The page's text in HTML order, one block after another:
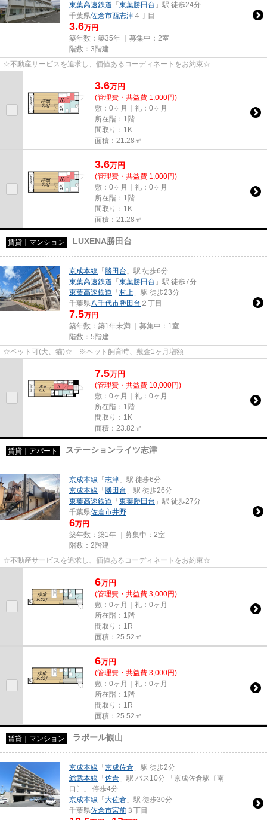
東葉高速鉄道 「 東葉勝田台 」駅 徒歩24分
千葉県佐倉市西志津 ４丁目
3.6万円
築年数：築35年 ｜募集中： 2室
階数：3階建
☆不動産サービスを追求し、価値あるコーディネートをお約束☆
3.6万円
(管理費・共益費 1,000円)
敷：0ヶ月｜礼：0ヶ月
所在階：1階
間取り：1K
面積：21.28㎡
3.6万円
(管理費・共益費 1,000円)
敷：0ヶ月｜礼：0ヶ月
所在階：1階
間取り：1K
面積：21.28㎡
賃貸｜マンション LUXENA勝田台
京成本線 「 勝田台 」駅 徒歩6分
東葉高速鉄道 「 東葉勝田台 」駅 徒歩7分
東葉高速鉄道 「 村上 」駅 徒歩23分
千葉県八千代市勝田台 ２丁目
7.5万円
築年数：築1年未満 ｜募集中： 1室
階数：5階建
☆ペット可(犬、猫)☆ ※ペット飼育時、敷金1ヶ月増額
7.5万円
(管理費・共益費 10,000円)
敷：0ヶ月｜礼：0ヶ月
所在階：1階
間取り：1K
面積：23.82㎡
賃貸｜アパート ステーションライツ志津
京成本線 「 志津 」駅 徒歩6分
京成本線 「 勝田台 」駅 徒歩26分
東葉高速鉄道 「 東葉勝田台 」駅 徒歩27分
千葉県佐倉市井野
6万円
築年数：築1年 ｜募集中： 2室
階数：2階建
☆不動産サービスを追求し、価値あるコーディネートをお約束☆
6万円
(管理費・共益費 3,000円)
敷：0ヶ月｜礼：0ヶ月
所在階：1階
間取り：1R
面積：25.52㎡
6万円
(管理費・共益費 3,000円)
敷：0ヶ月｜礼：0ヶ月
所在階：1階
間取り：1R
面積：25.52㎡
賃貸｜マンション ラポール観山
京成本線 「 京成佐倉 」駅 徒歩2分
総武本線 「 佐倉 」駅 バス10分 「京成佐倉駅〔南
口〕」 停歩4分
京成本線 「 大佐倉 」駅 徒歩30分
千葉県佐倉市宮前 ３丁目